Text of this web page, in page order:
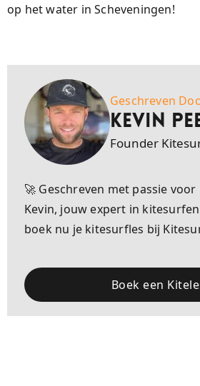
op het water in Scheveningen!
Geschreven
Kevin
Founder
🚀 Geschreven met passie
Kevin, jouw expert in
boek nu je kitesurfles bij
Boek een